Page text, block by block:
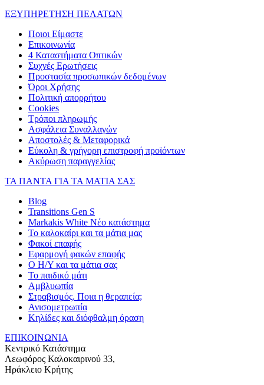
ΕΞΥΠΗΡΕΤΗΣΗ ΠΕΛΑΤΩΝ
Ποιοι Είμαστε
Επικοινωνία
4 Καταστήματα Οπτικών
Συχνές Ερωτήσεις
Προστασία προσωπικών δεδομένων
Όροι Χρήσης
Πολιτική απορρήτου
Cookies
Τρόποι πληρωμής
Ασφάλεια Συναλλαγών
Αποστολές & Μεταφορικά
Εύκολη & γρήγορη επιστροφή προϊόντων
Ακύρωση παραγγελίας
ΤΑ ΠΑΝΤΑ ΓΙΑ ΤΑ ΜΑΤΙΑ ΣΑΣ
Blog
Transitions Gen S
Markakis White Νέο κατάστημα
Το καλοκαίρι και τα μάτια μας
Φακοί επαφής
Εφαρμογή φακών επαφής
Ο Η/Υ και τα μάτια σας
Το παιδικό μάτι
Αμβλυωπία
Στραβισμός. Ποια η θεραπεία;
Ανισομετρωπία
Κηλίδες και διόφθαλμη όραση
ΕΠΙΚΟΙΝΩΝΙΑ
Κεντρικό Κατάστημα
Λεωφόρος Καλοκαιρινού 33,
Ηράκλειο Κρήτης